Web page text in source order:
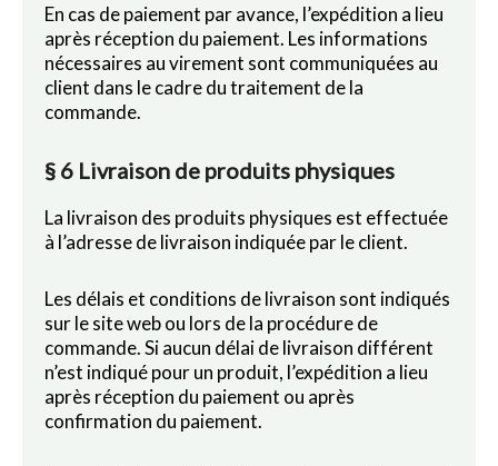
En cas de paiement par avance, l’expédition a lieu
après réception du paiement. Les informations
nécessaires au virement sont communiquées au
client dans le cadre du traitement de la
commande.
§ 6 Livraison de produits physiques
La livraison des produits physiques est effectuée
à l’adresse de livraison indiquée par le client.
Les délais et conditions de livraison sont indiqués
sur le site web ou lors de la procédure de
commande. Si aucun délai de livraison différent
n’est indiqué pour un produit, l’expédition a lieu
après réception du paiement ou après
confirmation du paiement.